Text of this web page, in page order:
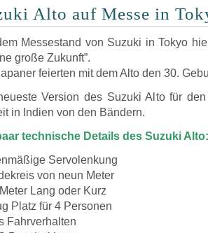
Alto auf Messe in
Messestand von Suzuki in Tokyo
große Zukunft”.
feierten mit dem Alto den 30.
Version des Suzuki Alto für
in Indien von den Bändern.
technische Details des Suzuki Alto:
Servolenkung
von neun Meter
Lang oder Kurz
Platz für 4 Personen
Fahrverhalten